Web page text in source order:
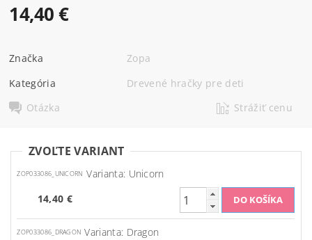
14,40 €
Značka
Zopa
Kategória
Drevené hračky pre deti
Otázka
Strážiť cenu
ZVOĽTE VARIANT
ZOP033086_UNICORN Varianta: Unicorn
14,40 €
ZOP033086_DRAGON Varianta: Dragon